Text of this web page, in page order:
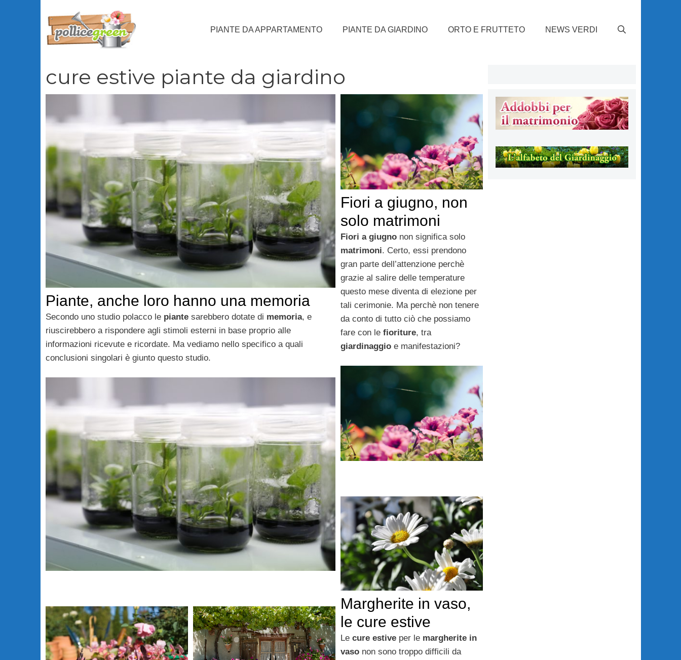
PIANTE DA APPARTAMENTO PIANTE DA GIARDINO ORTO E FRUTTETO NEWS VERDI
cure estive piante da giardino
Piante, anche loro hanno una memoria
Secondo uno studio polacco le piantesarebbero dotate di memoria, e
riuscirebbero a rispondere agli stimoli esterni in base proprio alle
informazioni ricevute e ricordate. Ma vediamo nello specifico a quali
conclusioni singolari è giunto questo studio.
Fiori a giugno, non
solo matrimoni
Fiori a giugnonon significa solo
matrimoni. Certo, essi prendono
gran parte dell’attenzione perchè
grazie al salire delle temperature
questo mese diventa di elezione per
tali cerimonie. Ma perchè non tenere
da conto di tutto ciò che possiamo
fare con le fioriture, tra
giardinaggioe manifestazioni?
Margherite in vaso,
le cure estive
Le cure estiveper le margherite in
vasonon sono troppo difficili da